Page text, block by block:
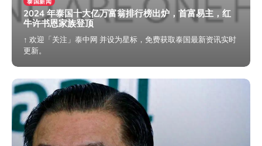
2024 年泰国十大亿万富翁排行榜出炉，首富易主，红
牛许书恩家族登顶
↑ 欢迎「关注」泰中网 并设为星标，免费获取泰国最新资讯实时
更新。
2024年7月5日